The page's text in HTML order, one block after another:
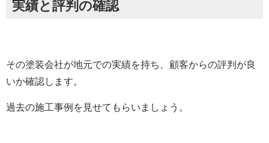
実績と評判の確認
その塗装会社が地元での実績を持ち、顧客からの評判が良
いか確認します。
過去の施工事例を見せてもらいましょう。